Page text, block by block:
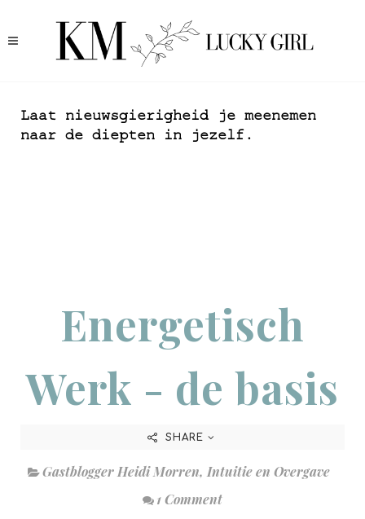
Laat nieuwsgierigheid je meenemen
naar de diepten in jezelf.
Energetisch
Werk - de basis
SHARE
Gastblogger Heidi Morren, Intuitie en Overgave
1 Comment